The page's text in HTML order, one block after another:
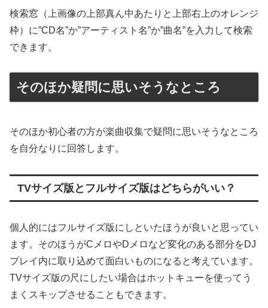
検索窓（上画像の上部真ん中あたりと上部右上のオレンジ
枠）に”CD名”か”アーティスト名”か”曲名”を入力して検索
できます。
そのほか疑問に思いそうなところ
そのほか初心者の方が楽曲収集で疑問に思いそうなところ
を自分なりに回答します。
TVサイズ版とフルサイズ版はどちらがいい？
個人的にはフルサイズ版にしといたほうが良いと思ってい
ます。そのほうがCメロやDメロなど変化のある部分をDJ
プレイ内に取り込めて面白いものになると考えています。
TVサイズ版の尺にしたい場合はホットキューを使ってう
まくスキップさせることもできます。